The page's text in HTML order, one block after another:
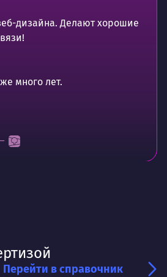
дизайна. Делают хорошие
много лет.
Перейти в справочник